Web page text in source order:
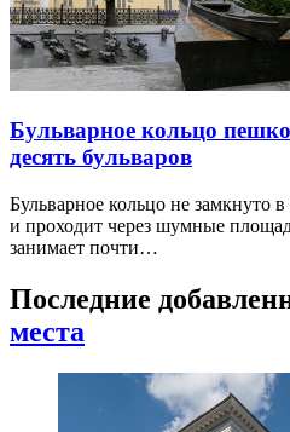
Бульварное кольцо
десять бульваров
Бульварное кольцо не замкнуто
и проходит через шумные
занимает почти…
Последние
места